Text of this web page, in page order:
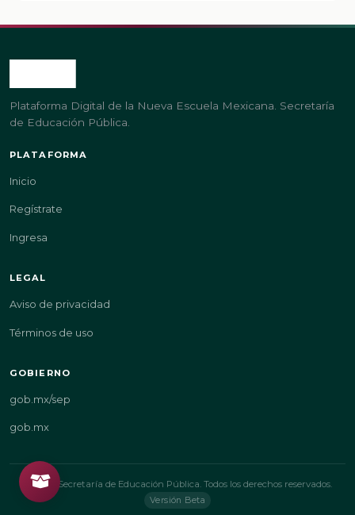
Plataforma Digital de la Nueva Escuela Mexicana. Secretaría
de Educación Pública.
PLATAFORMA
Inicio
Regístrate
Ingresa
LEGAL
Aviso de privacidad
Términos de uso
GOBIERNO
gob.mx/sep
gob.mx
© 2026 Secretaría de Educación Pública. Todos los derechos reservados.
Versión Beta